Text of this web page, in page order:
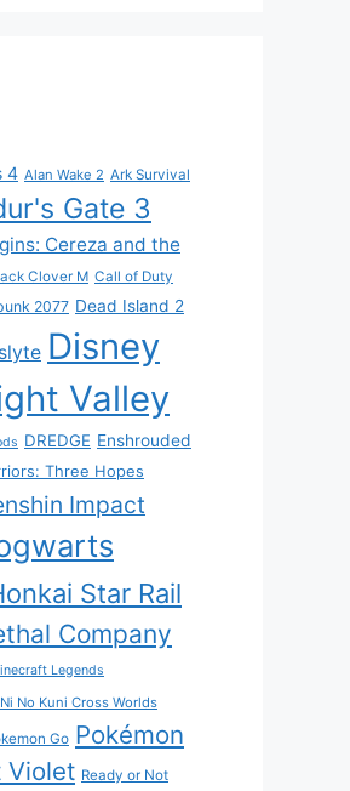
4 Alan Wake 2 Ark Survival
Gate 3
Cereza and the
Clover M Call of Duty
2077 Dead Island 2
Disney
Valley
DREDGE Enshrouded
Three Hopes
Impact
Star Rail
Company
Legends
Ni No Kuni Cross Worlds
Go Pokémon
Violet Ready or Not